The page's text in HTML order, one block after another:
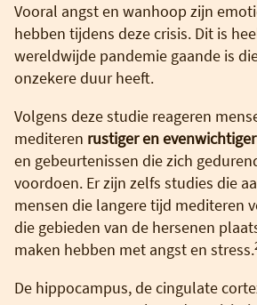
Vooral angst en wanhoop zijn
hebben tijdens deze crisis. Dit is
wereldwijde pandemie gaande is
onzekere duur heeft.
Volgens deze studie reageren
mediteren rustiger en evenwichtiger
en gebeurtenissen die zich
voordoen. Er zijn zelfs studies die
mensen die langere tijd mediteren
die gebieden van de hersenen
maken hebben met angst en stress.
De hippocampus, de cingulate